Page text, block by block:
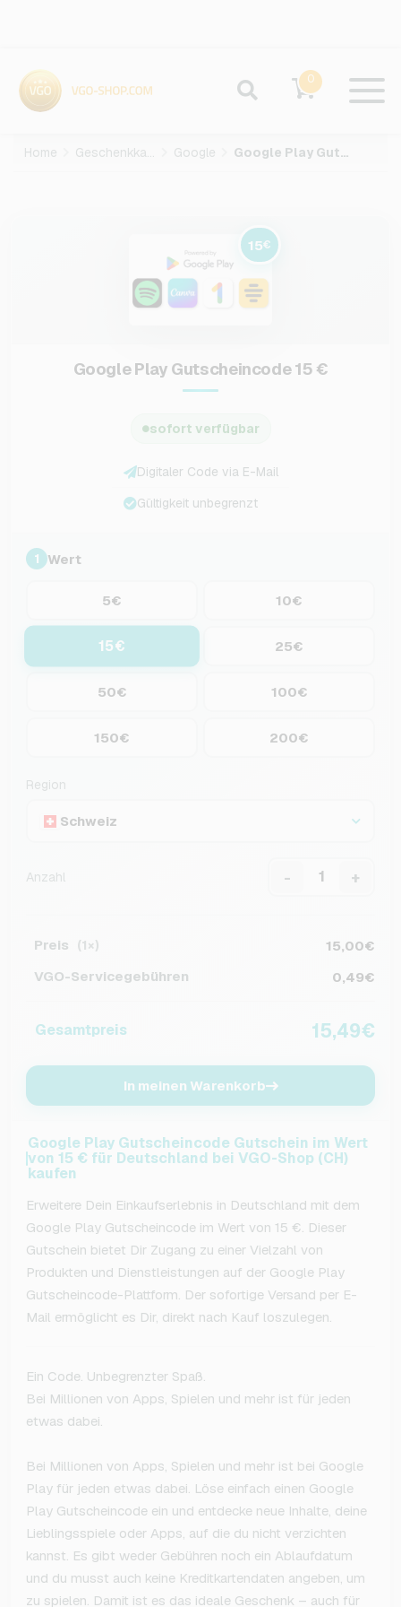
0
Home Geschenkkarten Google Google Play Gutscheincode-15-EUR
15€
Google Play Gutscheincode 15 €
sofort verfügbar
Digitaler Code via E-Mail
Gültigkeit unbegrenzt
1 Wert
5€ 10€
15€ 25€
50€ 100€
150€ 200€
Region
Schweiz
Anzahl - +
Preis (1×)
15,00€
VGO-Servicegebühren
0,49€
Gesamtpreis 15,49€
In meinen Warenkorb
Google Play Gutscheincode Gutschein im Wert
von 15 € für Deutschland bei VGO-Shop (CH)
kaufen
Erweitere Dein Einkaufserlebnis in Deutschland mit dem
Google Play Gutscheincode im Wert von 15 €. Dieser
Gutschein bietet Dir Zugang zu einer Vielzahl von
Produkten und Dienstleistungen auf der Google Play
Gutscheincode-Plattform. Der sofortige Versand per E-
Mail ermöglicht es Dir, direkt nach Kauf loszulegen.
Ein Code. Unbegrenzter Spaß.
Bei Millionen von Apps, Spielen und mehr ist für jeden
etwas dabei.
Bei Millionen von Apps, Spielen und mehr ist bei Google
Play für jeden etwas dabei. Löse einfach einen Google
Play Gutscheincode ein und entdecke neue Inhalte, deine
Lieblingsspiele oder Apps, auf die du nicht verzichten
kannst. Es gibt weder Gebühren noch ein Ablaufdatum
und du musst auch keine Kreditkartendaten angeben, um
zu spielen. Damit ist es das ideale Geschenk – auch für